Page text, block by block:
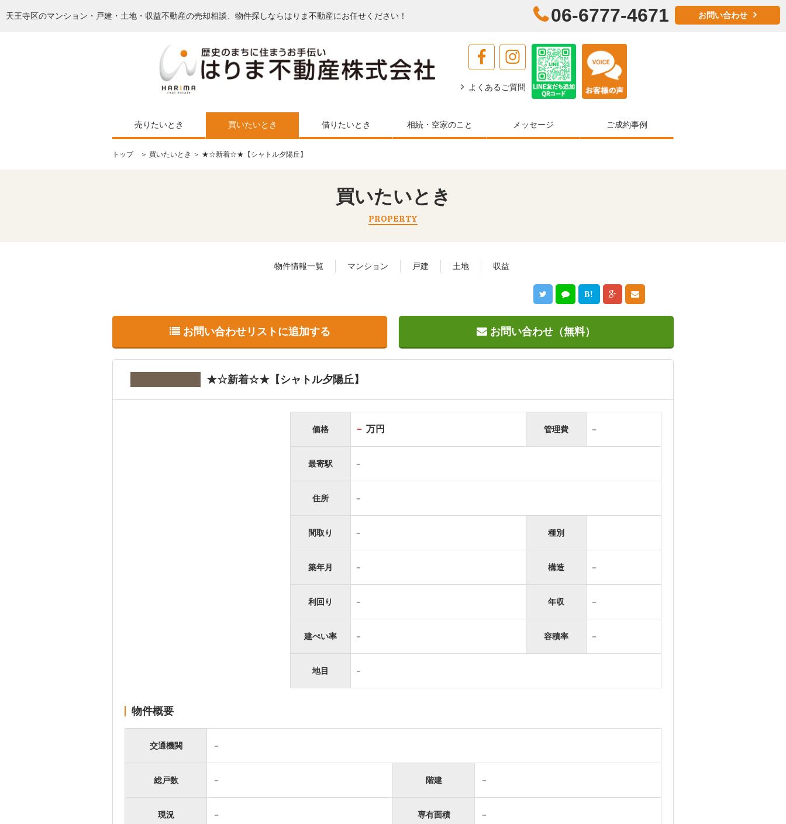
天王寺区のマンション・戸建・土地・収益不動産の売却相談、物件探しならはりま不動産にお任せください！ 06-6777-4671 お問い合わせ
よくあるご質問
売りたいとき 買いたいとき 借りたいとき 相続・空家のこと メッセージ ご成約事例
トップ＞ 買いたいとき ＞ ★☆新着☆★【シャトル夕陽丘】
買いたいとき
PROPERTY
物件情報一覧 マンション 戸建 土地 収益
B!
お問い合わせリストに追加する お問い合わせ（無料）
★☆新着☆★【シャトル夕陽丘】
価格 － 万円 管理費 －
最寄駅 －
住所 －
間取り － 種別
築年月 － 構造 －
利回り － 年収 －
建ぺい率 － 容積率 －
地目 －
物件概要
交通機関 －
総戸数 － 階建 －
現況 － 専有面積 －